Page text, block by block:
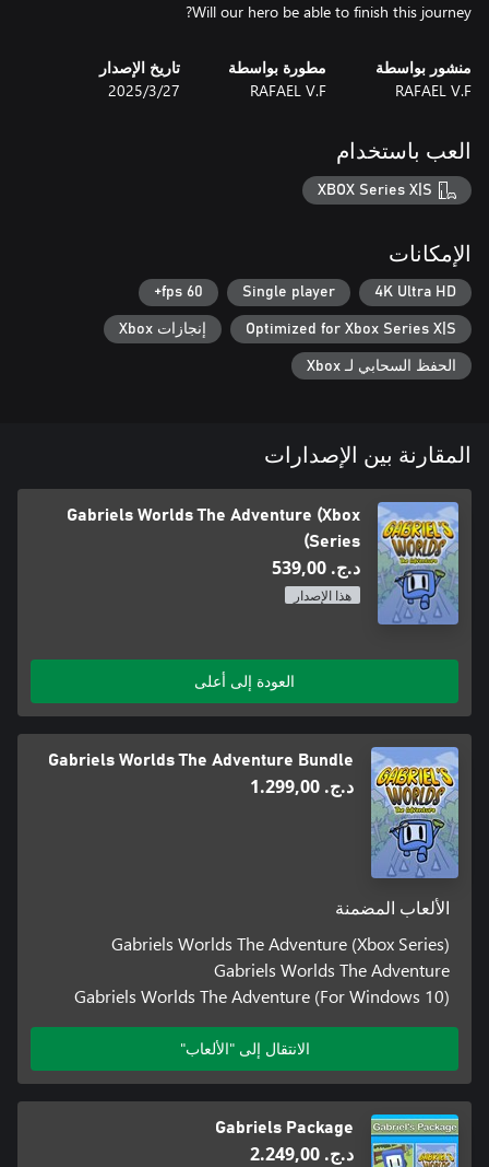
Will our hero be able to finish this journey?
منشور بواسطة
RAFAEL V.F
مطورة بواسطة
RAFAEL V.F
تاريخ الإصدار
27‏/3‏/2025
العب باستخدام
XBOX Series X|S
الإمكانات
4K Ultra HD
Single player
60 fps+
Optimized for Xbox Series X|S إنجازات Xbox
الحفظ السحابي لـ Xbox
المقارنة بين الإصدارات
Gabriels Worlds The Adventure (Xbox
Series)
د.ج.‏ 539,00
هذا الإصدار
العودة إلى أعلى
Gabriels Worlds The Adventure Bundle
د.ج.‏ 1.299,00
الألعاب المضمنة
Gabriels Worlds The Adventure (Xbox Series)
Gabriels Worlds The Adventure
Gabriels Worlds The Adventure (For Windows 10)
الانتقال إلى "الألعاب"
Gabriels Package
د.ج.‏ 2.249,00